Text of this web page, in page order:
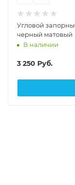
Угловой
черный матовый
В наличии
3 250 Руб.